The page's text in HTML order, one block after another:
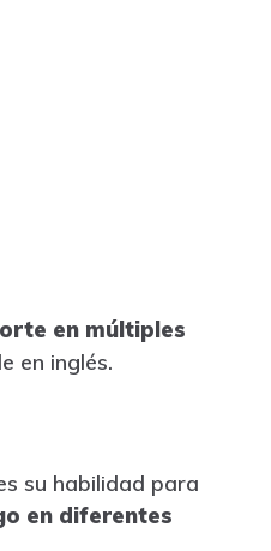
en múltiples
en inglés.
su habilidad para
en diferentes